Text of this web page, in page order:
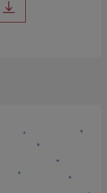
link will open in a new